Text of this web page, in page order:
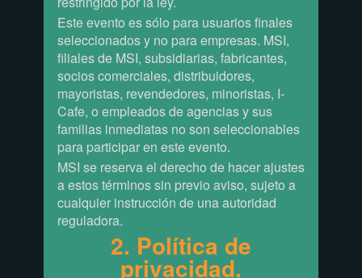
Este evento es sólo para usuarios finales
seleccionados y no para empresas. MSI,
filiales de MSI, subsidiarias, fabricantes,
socios comerciales, distribuidores,
mayoristas, revendedores, minoristas, I-
Cafe, o empleados de agencias y sus
familias inmediatas no son seleccionables
para participar en este evento.
MSI se reserva el derecho de hacer ajustes
a estos términos sin previo aviso, sujeto a
cualquier instrucción de una autoridad
reguladora.
2. Política de
privacidad.